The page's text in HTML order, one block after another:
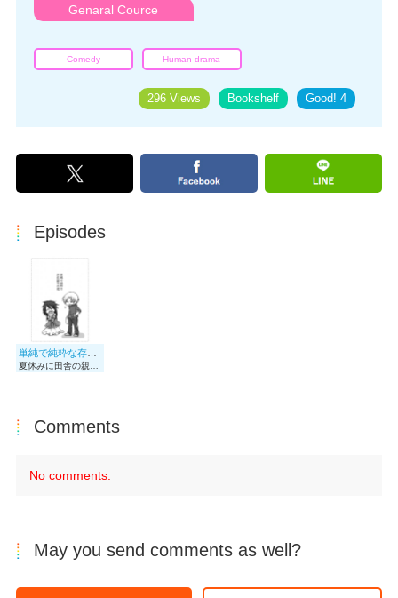
Genaral Cource
Comedy Human drama
Good! 4
Bookshelf
296 Views
Episodes
単純で純粋な存在証明の話。
Comments
No comments.
May you send comments as well?